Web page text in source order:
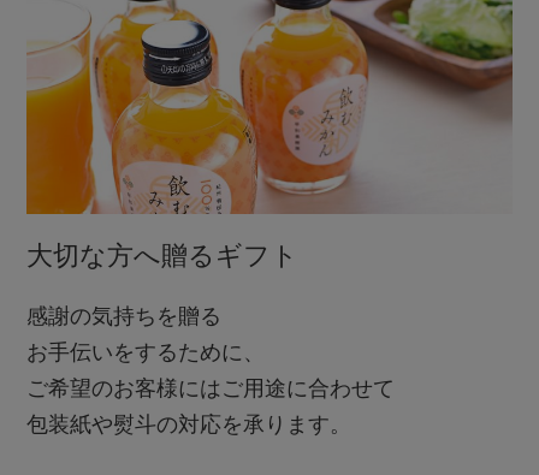
大切な方へ贈るギフト
感謝の気持ちを贈る
お手伝いをするために、
ご希望のお客様にはご用途に合わせて
包装紙や熨斗の対応を承ります。